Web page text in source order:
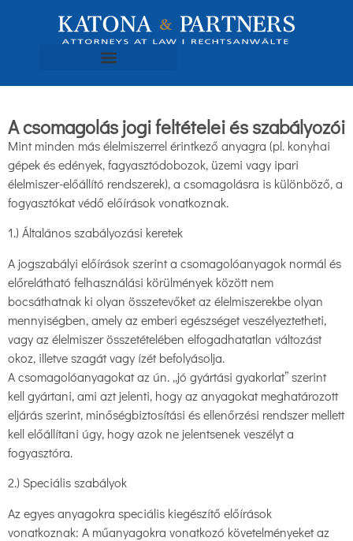
A csomagolás jogi feltételei és szabályozói
Mint minden más élelmiszerrel érintkező anyagra (pl. konyhai
gépek és edények, fagyasztódobozok, üzemi vagy ipari
élelmiszer-előállító rendszerek), a csomagolásra is különböző, a
fogyasztókat védő előírások vonatkoznak.
1.) Általános szabályozási keretek
A jogszabályi előírások szerint a csomagolóanyagok normál és
előrelátható felhasználási körülmények között nem
bocsáthatnak ki olyan összetevőket az élelmiszerekbe olyan
mennyiségben, amely az emberi egészséget veszélyeztetheti,
vagy az élelmiszer összetételében elfogadhatatlan változást
okoz, illetve szagát vagy ízét befolyásolja.
A csomagolóanyagokat az ún. „jó gyártási gyakorlat” szerint
kell gyártani, ami azt jelenti, hogy az anyagokat meghatározott
eljárás szerint, minőségbiztosítási és ellenőrzési rendszer mellett
kell előállítani úgy, hogy azok ne jelentsenek veszélyt a
fogyasztóra.
2.) Speciális szabályok
Az egyes anyagokra speciális kiegészítő előírások
vonatkoznak: A műanyagokra vonatkozó követelményeket az